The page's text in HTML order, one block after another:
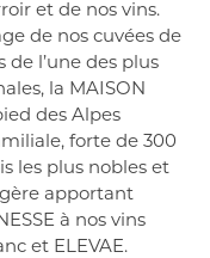
et de nos vins.
de nos cuvées de
de l’une des plus
la MAISON
des Alpes
forte de 300
les plus nobles et
apportant
à nos vins
et ELEVAE.